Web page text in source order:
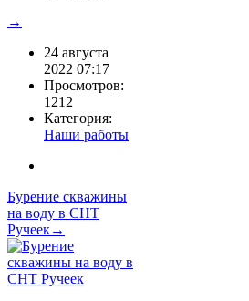
→
24 августа
2022 07:17
Просмотров:
1212
Категория:
Наши работы
Бурение скважины
на воду в СНТ
Ручеек→